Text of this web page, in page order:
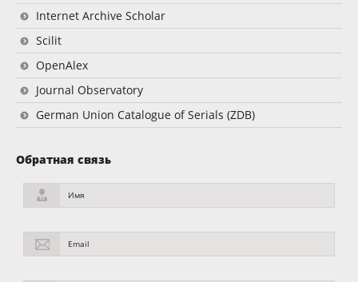
Internet Archive Scholar
Scilit
OpenAlex
Journal Observatory
German Union Catalogue of Serials (ZDB)
Обратная связь
Имя
Email